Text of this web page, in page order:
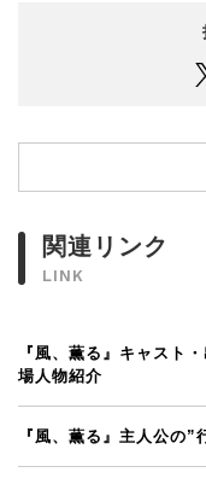
関連リンク
LINK
『風、薫る』キャスト
場人物紹介
『風、薫る』主人公の